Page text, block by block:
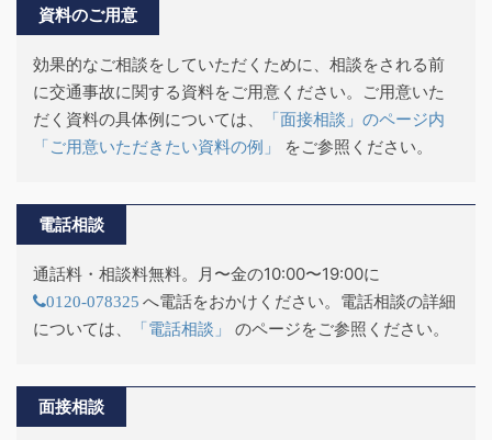
資料のご用意
効果的なご相談をしていただくために、相談をされる前
に交通事故に関する資料をご用意ください。ご用意いた
だく資料の具体例については、
「面接相談」のページ内
「ご用意いただきたい資料の例」
をご参照ください。
電話相談
通話料・相談料無料。月〜金の10:00〜19:00に
0120-078325 へ電話をおかけください。電話相談の詳細
については、
「電話相談」 のページをご参照ください。
面接相談